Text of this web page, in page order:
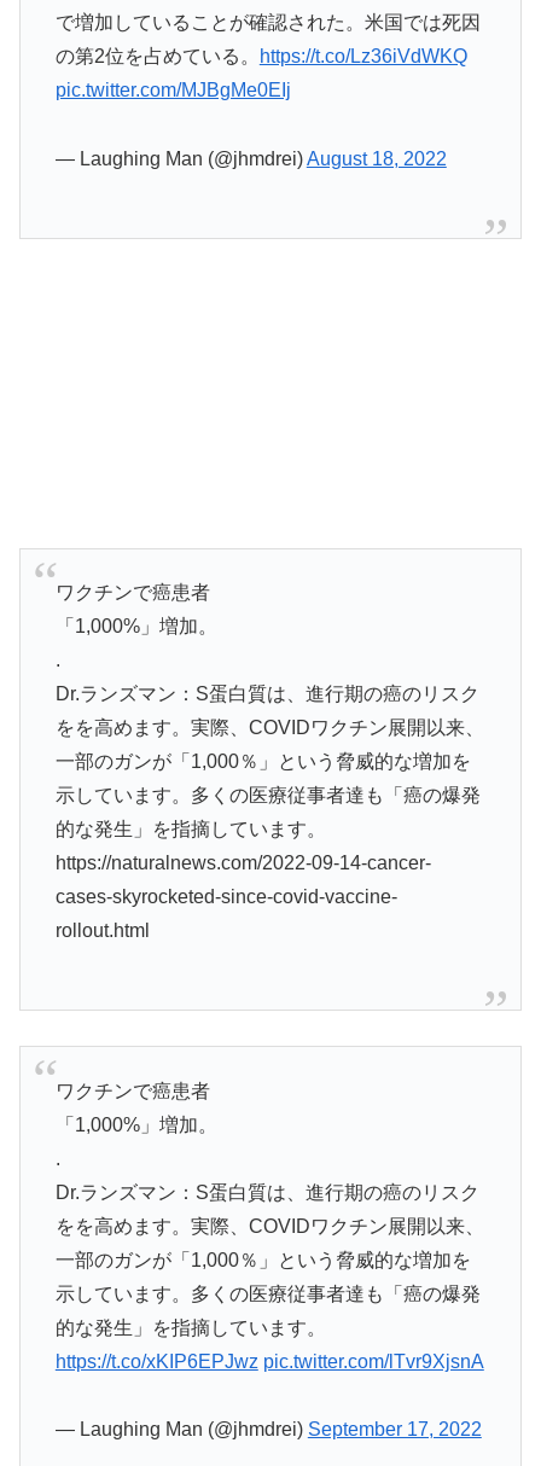
で増加していることが確認された。米国では死因
の第2位を占めている。
https://t.co/Lz36iVdWKQ
pic.twitter.com/MJBgMe0EIj
— Laughing Man (@jhmdrei)August 18, 2022
ワクチンで癌患者
「1,000%」増加。
.
Dr.ランズマン：S蛋白質は、進行期の癌のリスク
をを高めます。実際、COVIDワクチン展開以来、
一部のガンが「1,000％」という脅威的な増加を
示しています。多くの医療従事者達も「癌の爆発
的な発生」を指摘しています。
https://naturalnews.com/2022-09-14-cancer-
cases-skyrocketed-since-covid-vaccine-
rollout.html
ワクチンで癌患者
「1,000%」増加。
.
Dr.ランズマン：S蛋白質は、進行期の癌のリスク
をを高めます。実際、COVIDワクチン展開以来、
一部のガンが「1,000％」という脅威的な増加を
示しています。多くの医療従事者達も「癌の爆発
的な発生」を指摘しています。
https://t.co/xKIP6EPJwz pic.twitter.com/lTvr9XjsnA
— Laughing Man (@jhmdrei) September 17, 2022